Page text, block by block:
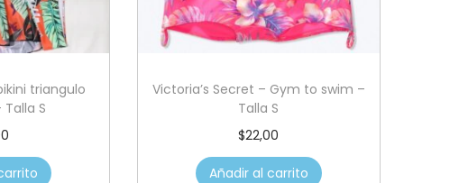
triangulo
S
Victoria’s Secret – Gym to swim –
Talla S
$22,00
Añadir al carrito